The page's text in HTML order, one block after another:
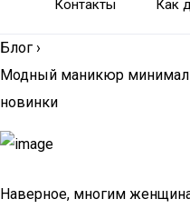
Контакты Как
Блог ›
Модный маникюр
новинки
Наверное, многим